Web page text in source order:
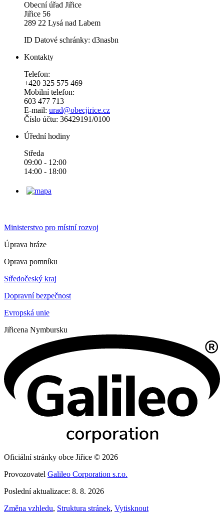
Obecní úřad Jiřice
Jiřice 56
289 22 Lysá nad Labem
ID Datové schránky: d3nasbn
Kontakty
Telefon:
+420 325 575 469
Mobilní telefon:
603 477 713
E-mail: urad@obecjirice.cz
Číslo účtu: 36429191/0100
Úřední hodiny
Středa
09:00 - 12:00
14:00 - 18:00
Ministerstvo pro místní rozvoj
Úprava hráze
Oprava pomníku
Středočeský kraj
Dopravní bezpečnost
Evropská unie
Jiřicena Nymbursku
Oficiální stránky obce Jiřice © 2026
Provozovatel Galileo Corporation s.r.o.
Poslední aktualizace: 8. 8. 2026
Změna vzhledu, Struktura stránek, Vytisknout